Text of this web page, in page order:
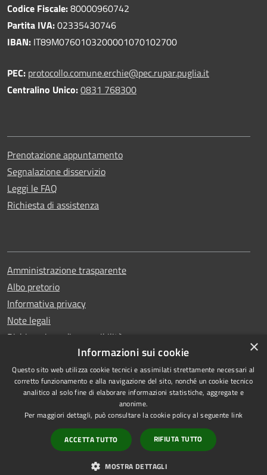
Codice Fiscale:80000960742
Partita IVA:02335430746
IBAN: IT89M0760103200001070102700
PEC: protocollo.comune.erchie@pec.rupar.puglia.it
Centralino Unico:0831 768300
Prenotazione appuntamento
Segnalazione disservizio
Leggi le FAQ
Richiesta di assistenza
Amministrazione trasparente
Albo pretorio
Informativa privacy
Note legali
Dichiarazione di accessibilità
RSS
Accessibilità
Copyright © 2026 • Comune di
Erchie • Powered by
Municipium•Accesso
redazione
×
Informazioni sui cookie
Questo sito web utilizza cookie tecnici e assimilati strettamente necessari al
corretto funzionamento e alla navigazione del sito, nonché un cookie tecnico
analitico al solo fine di elaborare informazioni statistiche, aggregate e
anonime.
Per maggiori dettagli, può consultare la cookie policy al seguente link
ACCETTA TUTTO RIFIUTA TUTTO
MOSTRA DETTAGLI